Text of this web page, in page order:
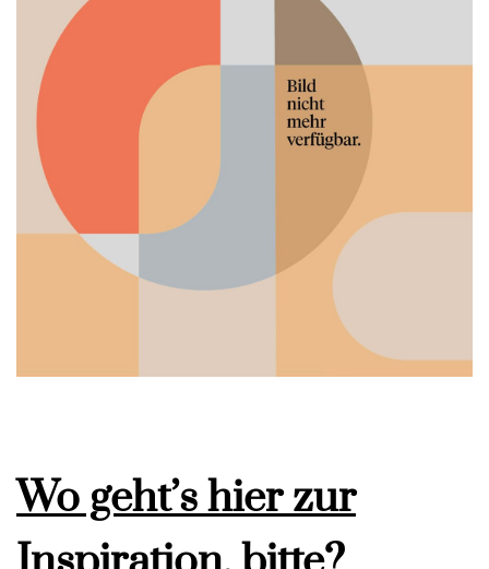
Wo geht’s hier zur